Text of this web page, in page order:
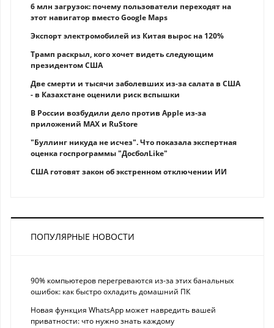
6 млн загрузок: почему пользователи переходят на
этот навигатор вместо Google Maps
Экспорт электромобилей из Китая вырос на 120%
Трамп раскрыл, кого хочет видеть следующим
президентом США
Две смерти и тысячи заболевших из-за салата в США
- в Казахстане оценили риск вспышки
В России возбудили дело против Apple из-за
приложений MAX и RuStore
"Буллинг никуда не исчез". Что показала экспертная
оценка госпрограммы "ДосболLike"
США готовят закон об экстренном отключении ИИ
ПОПУЛЯРНЫЕ НОВОСТИ
90% компьютеров перегреваются из-за этих банальных
ошибок: как быстро охладить домашний ПК
Новая функция WhatsApp может навредить вашей
приватности: что нужно знать каждому